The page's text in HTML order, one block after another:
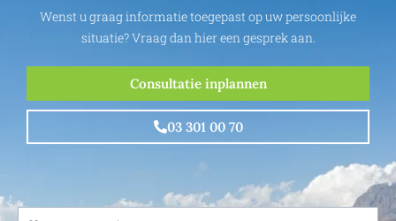
Wenst u graag informatie toegepast op uw persoonlijke
situatie? Vraag dan hier een gesprek aan.
Consultatie inplannen
03 301 00 70